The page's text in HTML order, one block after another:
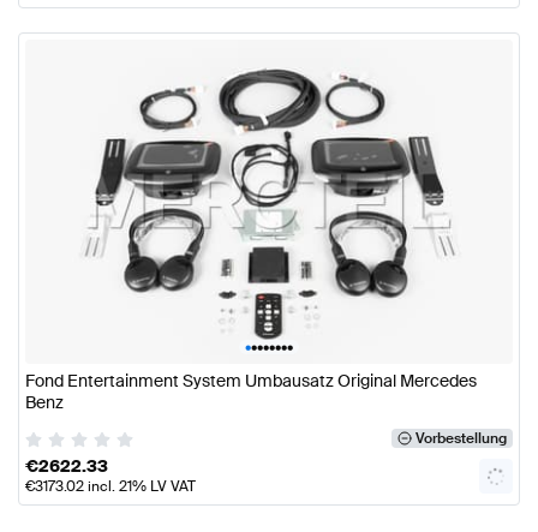
••••••••
Fond Entertainment System Umbausatz Original Mercedes
Benz
Vorbestellung
€2622.33
€3173.02incl. 21% LV VAT